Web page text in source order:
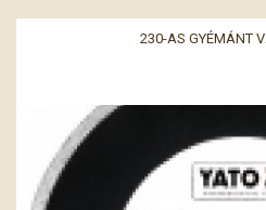
230-AS GYÉMÁNT